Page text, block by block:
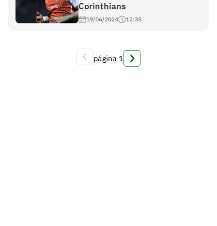
Corinthians
19/06/2024 12:35
página 1